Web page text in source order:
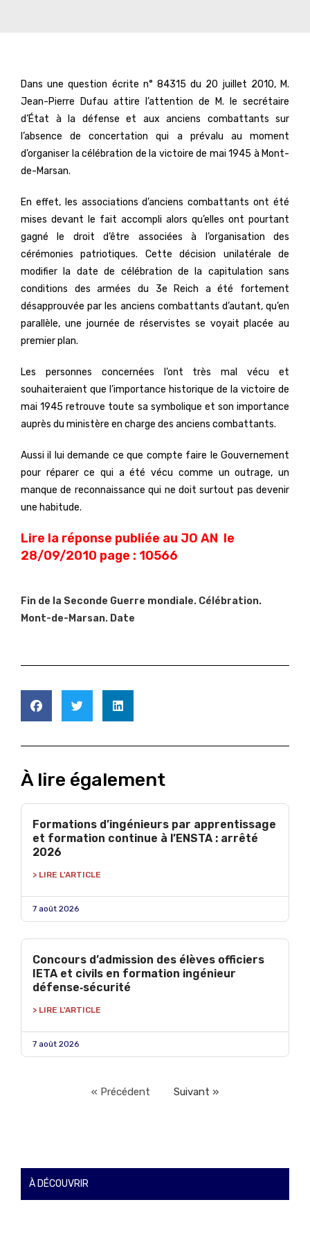
Dans une question écrite n° 84315 du 20 juillet 2010, M.
Jean-Pierre Dufau attire l’attention de M. le secrétaire
d’État à la défense et aux anciens combattants sur
l’absence de concertation qui a prévalu au moment
d’organiser la célébration de la victoire de mai 1945 à Mont-
de-Marsan.
En effet, les associations d’anciens combattants ont été
mises devant le fait accompli alors qu’elles ont pourtant
gagné le droit d’être associées à l’organisation des
cérémonies patriotiques. Cette décision unilatérale de
modifier la date de célébration de la capitulation sans
conditions des armées du 3e Reich a été fortement
désapprouvée par les anciens combattants d’autant, qu’en
parallèle, une journée de réservistes se voyait placée au
premier plan.
Les personnes concernées l’ont très mal vécu et
souhaiteraient que l’importance historique de la victoire de
mai 1945 retrouve toute sa symbolique et son importance
auprès du ministère en charge des anciens combattants.
Aussi il lui demande ce que compte faire le Gouvernement
pour réparer ce qui a été vécu comme un outrage, un
manque de reconnaissance qui ne doit surtout pas devenir
une habitude.
Lire la réponse publiée au JO AN le
28/09/2010 page : 10566
Fin de la Seconde Guerre mondiale. Célébration.
Mont-de-Marsan. Date
À lire également
Formations d’ingénieurs par apprentissage
et formation continue à l’ENSTA : arrêté
2026
> LIRE L'ARTICLE
7 août 2026
Concours d’admission des élèves officiers
IETA et civils en formation ingénieur
défense‑sécurité
> LIRE L'ARTICLE
7 août 2026
« Précédent Suivant »
À DÉCOUVRIR